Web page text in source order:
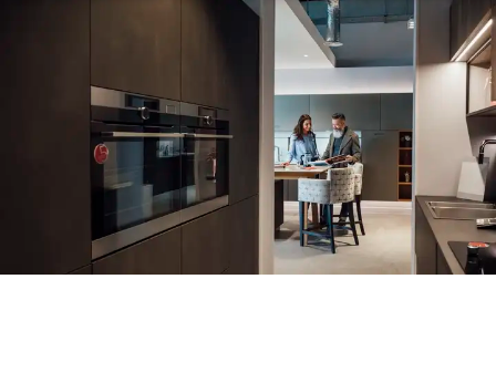
Datos técnicos
Variantes del producto